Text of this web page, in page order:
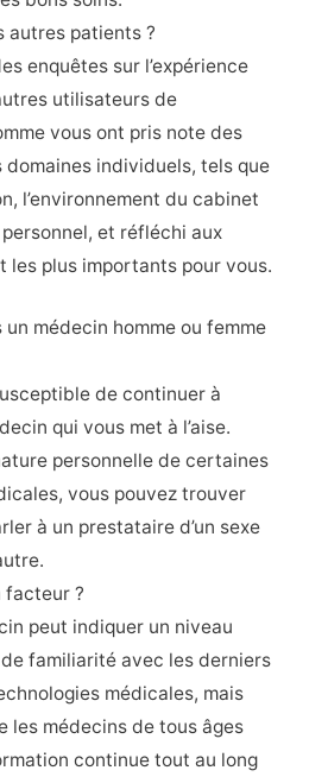
autres patients ?
enquêtes sur l’expérience
utilisateurs de
vous ont pris note des
domaines individuels, tels que
l’environnement du cabinet
et réfléchi aux
les plus importants pour vous.
médecin homme ou femme
de continuer à
qui vous met à l’aise.
personnelle de certaines
vous pouvez trouver
à un prestataire d’un sexe
facteur ?
peut indiquer un niveau
de familiarité avec les derniers
médicales, mais
les médecins de tous âges
continue tout au long